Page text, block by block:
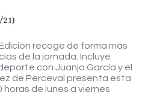
recoge de forma más
de la jornada. Incluye
con Juanjo García y el
de Perceval presenta esta
horas de lunes a viernes